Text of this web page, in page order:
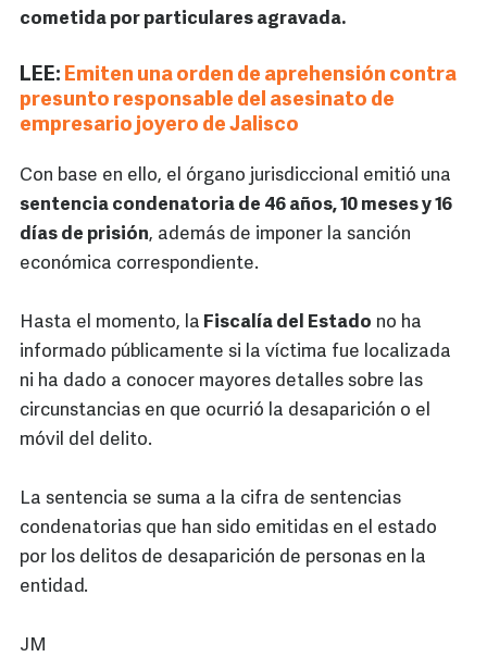
cometida por particulares agravada.
LEE: Emiten una orden de aprehensión contra
presunto responsable del asesinato de
empresario joyero de Jalisco
Con base en ello, el órgano jurisdiccional emitió una
sentencia condenatoria de 46 años, 10 meses y 16
días de prisión, además de imponer la sanción
económica correspondiente.
Hasta el momento, la Fiscalía del Estado no ha
informado públicamente si la víctima fue localizada
ni ha dado a conocer mayores detalles sobre las
circunstancias en que ocurrió la desaparición o el
móvil del delito.
La sentencia se suma a la cifra de sentencias
condenatorias que han sido emitidas en el estado
por los delitos de desaparición de personas en la
entidad.
JM